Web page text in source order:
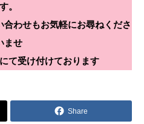
す。
合わせもお気軽にお尋ねくださ
ませ
て受け付けております
Share